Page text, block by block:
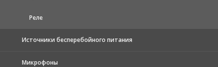
Реле
Источники бесперебойного питания
Микрофоны